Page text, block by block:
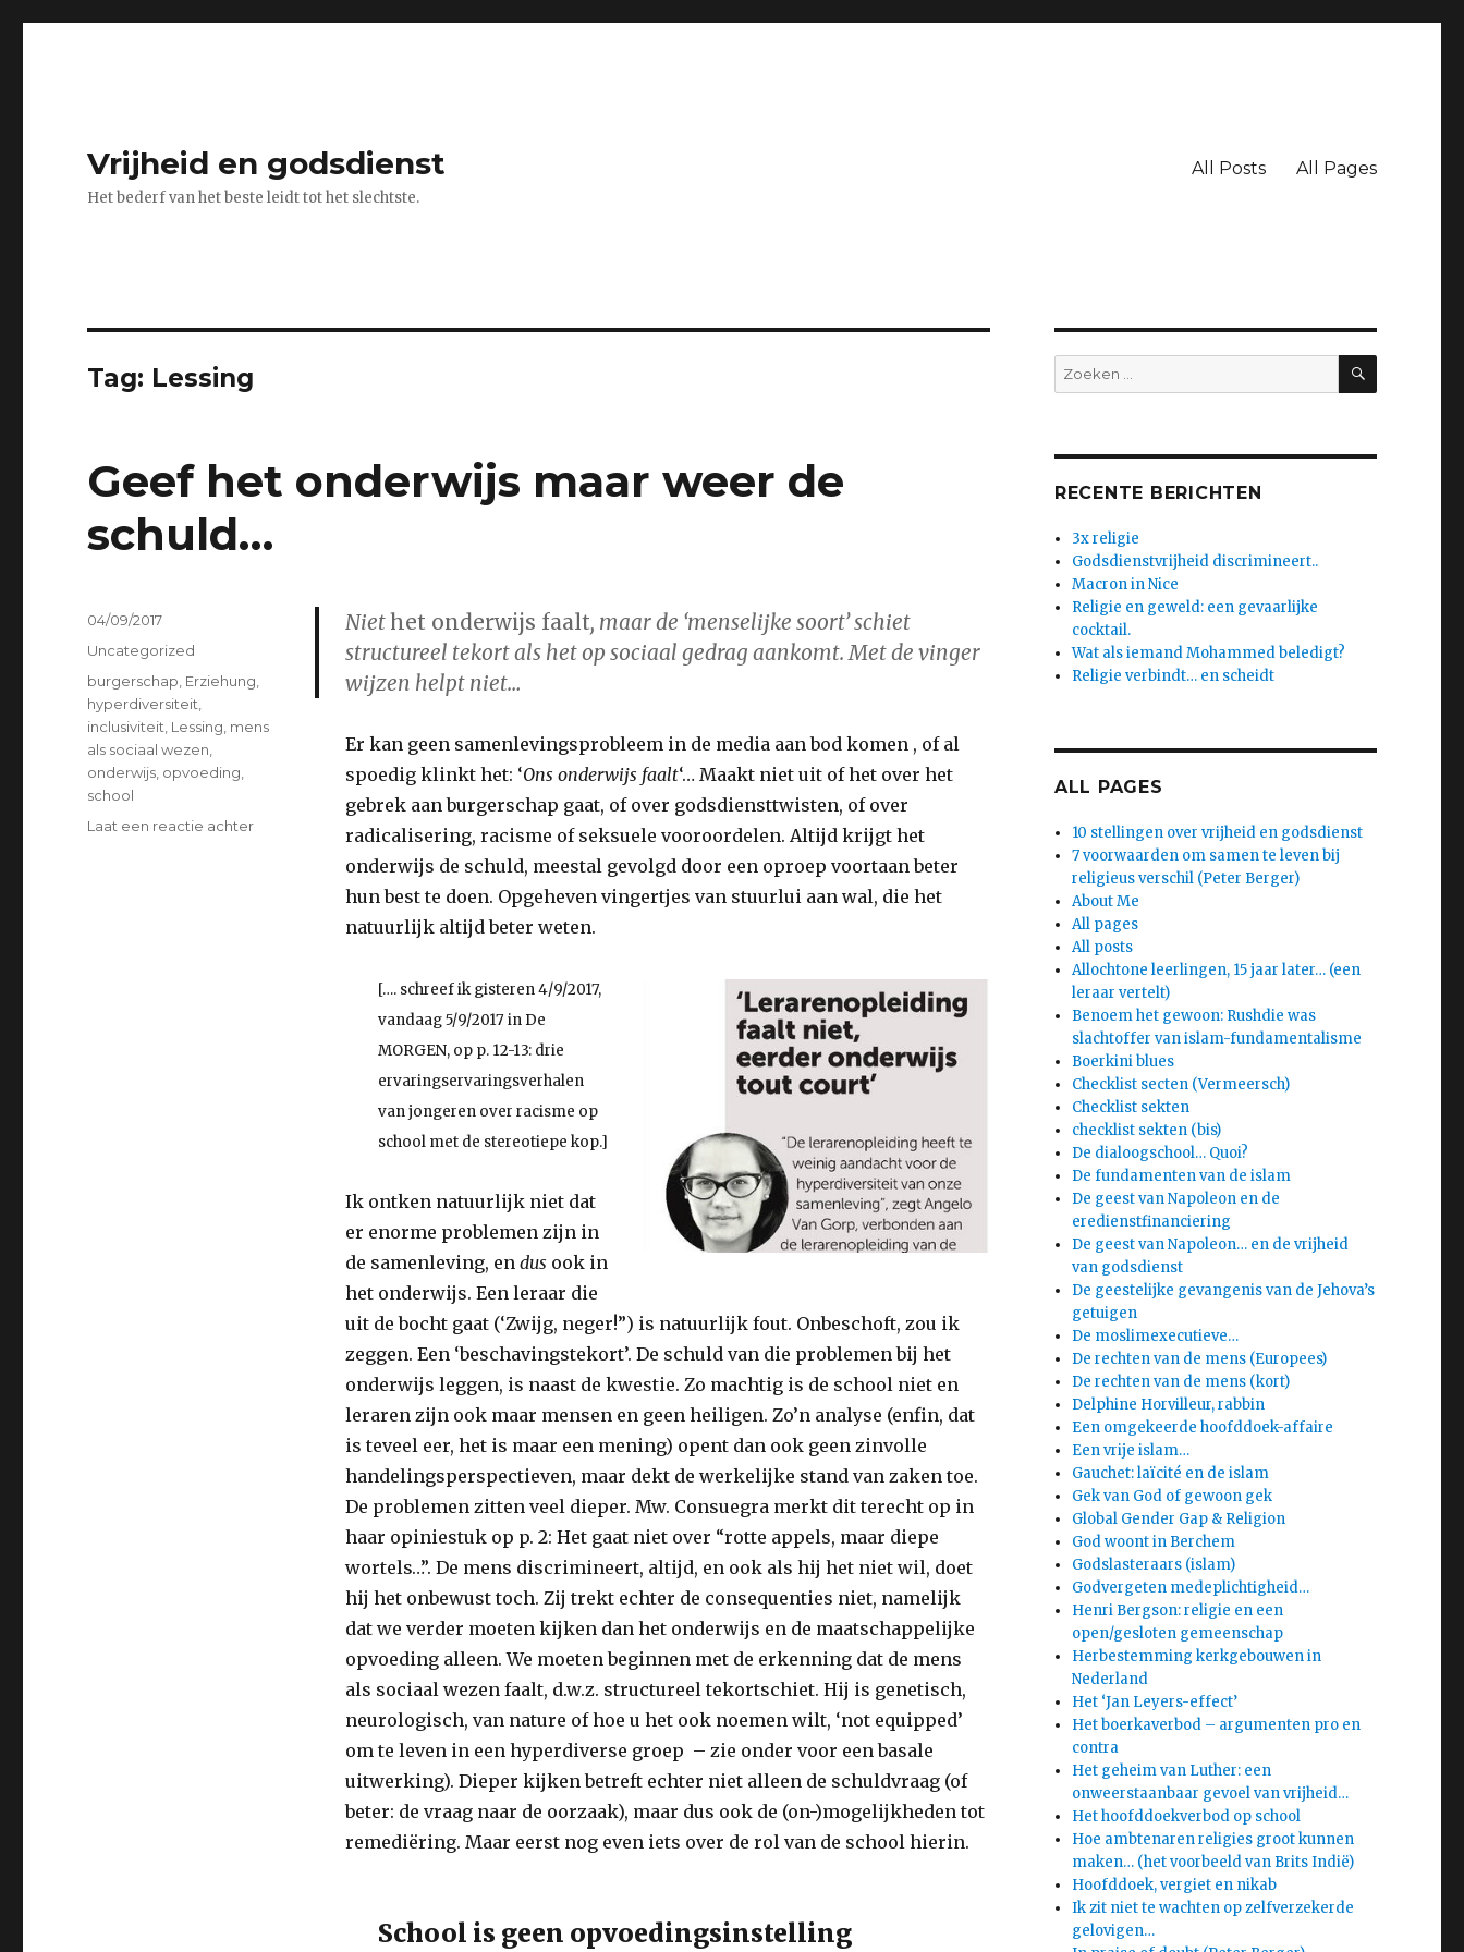
Vrijheid en godsdienst
Het bederf van het beste leidt tot het slechtste.
All Posts All Pages
Tag: Lessing
Geef het onderwijs maar weer de
schuld…
Niethet onderwijs faalt, maar de ‘menselijke soort’ schiet
structureel tekort als het op sociaal gedrag aankomt. Met de vinger
wijzen helpt niet…
Er kan geen samenlevingsprobleem in de media aan bod komen , of al
spoedig klinkt het: ‘Ons onderwijs faalt‘… Maakt niet uit of het over het
gebrek aan burgerschap gaat, of over godsdiensttwisten, of over
radicalisering, racisme of seksuele vooroordelen. Altijd krijgt het
onderwijs de schuld, meestal gevolgd door een oproep voortaan beter
hun best te doen. Opgeheven vingertjes van stuurlui aan wal, die het
natuurlijk altijd beter weten.
[…. schreef ik gisteren 4/9/2017,
vandaag 5/9/2017 in De
MORGEN, op p. 12-13: drie
ervaringservaringsverhalen
van jongeren over racisme op
school met de stereotiepe kop.]
Ik ontken natuurlijk niet dat
er enorme problemen zijn in
de samenleving, en dus ook in
het onderwijs. Een leraar die
uit de bocht gaat (‘Zwijg, neger!”) is natuurlijk fout. Onbeschoft, zou ik
zeggen. Een ‘beschavingstekort’. De schuld van die problemen bij het
onderwijs leggen, is naast de kwestie. Zo machtig is de school niet en
leraren zijn ook maar mensen en geen heiligen. Zo’n analyse (enfin, dat
is teveel eer, het is maar een mening) opent dan ook geen zinvolle
handelingsperspectieven, maar dekt de werkelijke stand van zaken toe.
De problemen zitten veel dieper. Mw. Consuegra merkt dit terecht op in
haar opiniestuk op p. 2: Het gaat niet over “rotte appels, maar diepe
wortels…”. De mens discrimineert, altijd, en ook als hij het niet wil, doet
hij het onbewust toch. Zij trekt echter de consequenties niet, namelijk
dat we verder moeten kijken dan het onderwijs en de maatschappelijke
opvoeding alleen. We moeten beginnen met de erkenning dat de mens
als sociaal wezen faalt, d.w.z. structureel tekortschiet. Hij is genetisch,
neurologisch, van nature of hoe u het ook noemen wilt, ‘not equipped’
om te leven in een hyperdiverse groep – zie onder voor een basale
uitwerking). Dieper kijken betreft echter niet alleen de schuldvraag (of
beter: de vraag naar de oorzaak), maar dus ook de (on-)mogelijkheden tot
remediëring. Maar eerst nog even iets over de rol van de school hierin.
School is geen opvoedingsinstelling
Geplaatst
04/09/2017
Categorieën
Uncategorized
Tags
burgerschap Erziehung
hyperdiversiteit
inclusiviteit Lessing mens
als sociaal wezen
onderwijs opvoeding
school
Laat een reactie achterop
Zoeken
naar:
ZOEKEN
RECENTE BERICHTEN
3x religie
Godsdienstvrijheid discrimineert..
Macron in Nice
Religie en geweld: een gevaarlijke
cocktail.
Wat als iemand Mohammed beledigt?
Religie verbindt… en scheidt
ALL PAGES
10 stellingen over vrijheid en godsdienst
7 voorwaarden om samen te leven bij
religieus verschil (Peter Berger)
About Me
All pages
All posts
Allochtone leerlingen, 15 jaar later… (een
leraar vertelt)
Benoem het gewoon: Rushdie was
slachtoffer van islam-fundamentalisme
Boerkini blues
Checklist secten (Vermeersch)
Checklist sekten
checklist sekten (bis)
De dialoogschool… Quoi?
De fundamenten van de islam
De geest van Napoleon en de
eredienstfinanciering
De geest van Napoleon… en de vrijheid
van godsdienst
De geestelijke gevangenis van de Jehova’s
getuigen
De moslimexecutieve…
De rechten van de mens (Europees)
De rechten van de mens (kort)
Delphine Horvilleur, rabbin
Een omgekeerde hoofddoek-affaire
Een vrije islam…
Gauchet: laïcité en de islam
Gek van God of gewoon gek
Global Gender Gap & Religion
God woont in Berchem
Godslasteraars (islam)
Godvergeten medeplichtigheid…
Henri Bergson: religie en een
open/gesloten gemeenschap
Herbestemming kerkgebouwen in
Nederland
Het ‘Jan Leyers-effect’
Het boerkaverbod – argumenten pro en
contra
Het geheim van Luther: een
onweerstaanbaar gevoel van vrijheid…
Het hoofddoekverbod op school
Hoe ambtenaren religies groot kunnen
maken… (het voorbeeld van Brits Indië)
Hoofddoek, vergiet en nikab
Ik zit niet te wachten op zelfverzekerde
gelovigen…